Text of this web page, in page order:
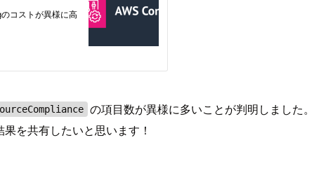
の項目数が異様に多いことが判明しました。
を共有したいと思います！